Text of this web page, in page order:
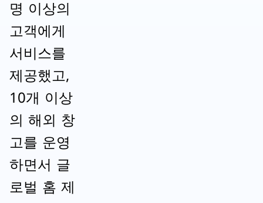
명 이상의
고객에게
서비스를
제공했고,
10개 이상
의 해외 창
고를 운영
하면서 글
로벌 홈 제